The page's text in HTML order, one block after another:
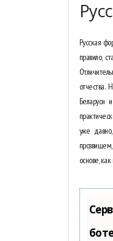
Русская
правило,
отчества.
Беларуси
уже
основе,